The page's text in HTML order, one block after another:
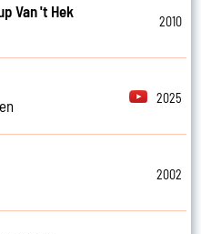
Van 't Hek
2010
2025
2002